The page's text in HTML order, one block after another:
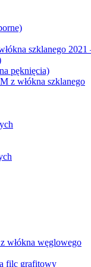
szklanego
pęknięcia)
z włókna szklanego
włókna węglowego
filc grafitowy